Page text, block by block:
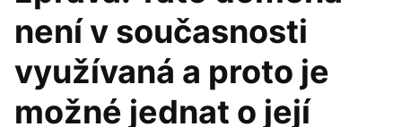
není v současnosti
využívaná a proto je
možné jednat o její